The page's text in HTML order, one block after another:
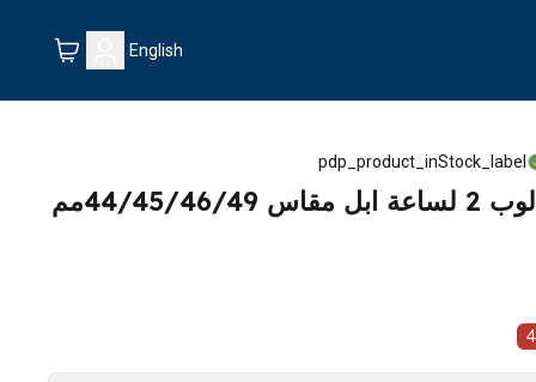
English
pdp_product_inStock_label
حزام فونماهلين ميلانس لوب 2 لساعة ابل مقاس 44/45/46/49مم